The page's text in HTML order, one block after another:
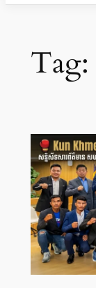
Tag: